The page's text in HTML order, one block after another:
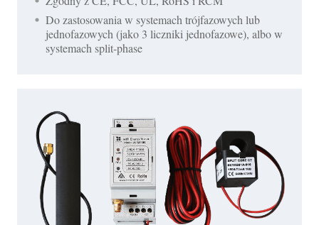
Do zastosowania w systemach trójfazowych lub
jednofazowych (jako 3 liczniki jednofazowe), albo w
systemach split-phase